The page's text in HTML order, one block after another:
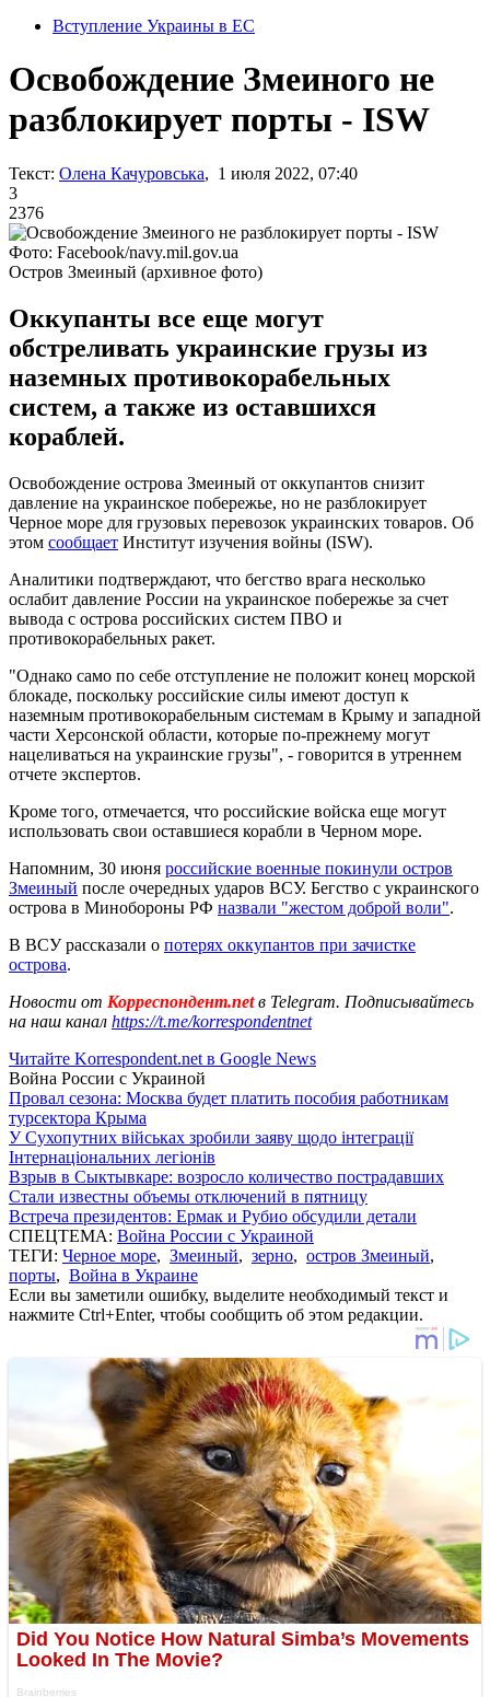
Вступление Украины в ЕС
Освобождение Змеиного не
разблокирует порты - ISW
Текст: Олена Качуровська, 1 июля 2022, 07:40
3
2376
Фото: Facebook/navy.mil.gov.ua
Остров Змеиный (архивное фото)
Оккупанты все еще могут
обстреливать украинские грузы из
наземных противокорабельных
систем, а также из оставшихся
кораблей.
Освобождение острова Змеиный от оккупантов снизит
давление на украинское побережье, но не разблокирует
Черное море для грузовых перевозок украинских товаров. Об
этом сообщает Институт изучения войны (ISW).
Аналитики подтверждают, что бегство врага несколько
ослабит давление России на украинское побережье за счет
вывода с острова российских систем ПВО и
противокорабельных ракет.
"Однако само по себе отступление не положит конец морской
блокаде, поскольку российские силы имеют доступ к
наземным противокорабельным системам в Крыму и западной
части Херсонской области, которые по-прежнему могут
нацеливаться на украинские грузы", - говорится в утреннем
отчете экспертов.
Кроме того, отмечается, что российские войска еще могут
использовать свои оставшиеся корабли в Черном море.
Напомним, 30 июня российские военные покинули остров
Змеиный после очередных ударов ВСУ. Бегство с украинского
острова в Минобороны РФ назвали "жестом доброй воли".
В ВСУ рассказали о потерях оккупантов при зачистке
острова.
Новости от Корреспондент.netв Telegram. Подписывайтесь
на наш канал https://t.me/korrespondentnet
Читайте Korrespondent.net в Google News
Война России с Украиной
Провал сезона: Москва будет платить пособия работникам
турсектора Крыма
У Сухопутних військах зробили заяву щодо інтеграції
Інтернаціональних легіонів
Взрыв в Сыктывкаре: возросло количество пострадавших
Стали известны объемы отключений в пятницу
Встреча президентов: Ермак и Рубио обсудили детали
СПЕЦТЕМА: Война России с Украиной
ТЕГИ: Черное море, Змеиный, зерно, остров Змеиный,
порты, Война в Украине
Если вы заметили ошибку, выделите необходимый текст и
нажмите Ctrl+Enter, чтобы сообщить об этом редакции.